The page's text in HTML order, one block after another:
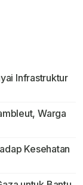
Infrastruktur
Warga
Kesehatan